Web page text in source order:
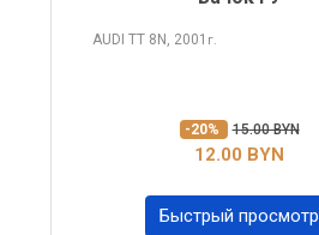
AUDI TT 8N, 2001 г.
-20% 15.00 BYN
12.00 BYN
Быстрый просмотр